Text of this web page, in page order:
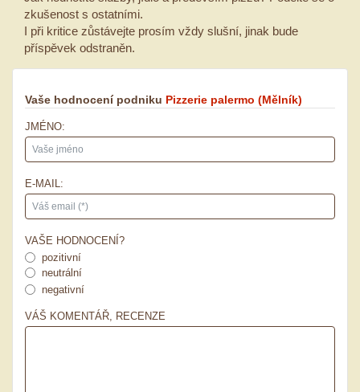
zkušenost s ostatními.
I při kritice zůstávejte prosím vždy slušní, jinak bude
příspěvek odstraněn.
Vaše hodnocení podniku Pizzerie palermo (Mělník)
JMÉNO:
E-MAIL:
VAŠE HODNOCENÍ?
pozitivní
neutrální
negativní
VÁŠ KOMENTÁŘ, RECENZE